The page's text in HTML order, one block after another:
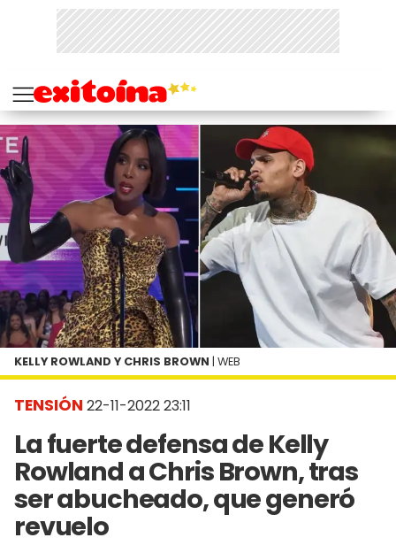
TENSIÓN 22-11-2022 23:11
La fuerte defensa de Kelly
Rowland a Chris Brown, tras
ser abucheado, que generó
revuelo
KELLY ROWLAND Y CHRIS BROWN | WEB